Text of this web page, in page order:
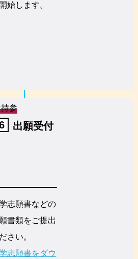
始します。
参
出願受付
志願書などの
書類をご提出
さい。
志願書をダウ